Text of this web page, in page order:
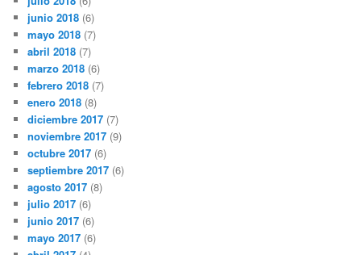
junio 2018 (6)
mayo 2018 (7)
abril 2018 (7)
marzo 2018 (6)
febrero 2018 (7)
enero 2018 (8)
diciembre 2017 (7)
noviembre 2017 (9)
octubre 2017 (6)
septiembre 2017 (6)
agosto 2017 (8)
julio 2017 (6)
junio 2017 (6)
mayo 2017 (6)